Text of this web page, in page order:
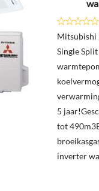
Mitsubishi
Single
5
tot
inverter